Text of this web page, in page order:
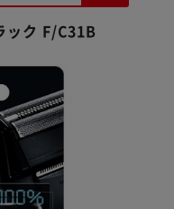
ック F/C31B